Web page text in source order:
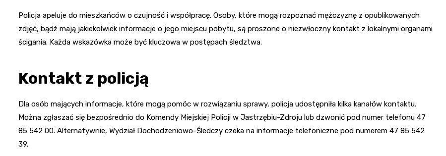
Policja apeluje do mieszkańców o czujność i współpracę. Osoby, które mogą rozpoznać mężczyznę z opublikowanych
zdjęć, bądź mają jakiekolwiek informacje o jego miejscu pobytu, są proszone o niezwłoczny kontakt z lokalnymi organami
ścigania. Każda wskazówka może być kluczowa w postępach śledztwa.
Kontakt z policją
Dla osób mających informacje, które mogą pomóc w rozwiązaniu sprawy, policja udostępniła kilka kanałów kontaktu.
Można zgłaszać się bezpośrednio do Komendy Miejskiej Policji w Jastrzębiu-Zdroju lub dzwonić pod numer telefonu 47
85 542 00. Alternatywnie, Wydział Dochodzeniowo-Śledczy czeka na informacje telefoniczne pod numerem 47 85 542
39.